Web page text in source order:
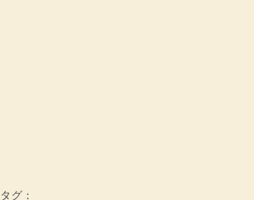
タグ：